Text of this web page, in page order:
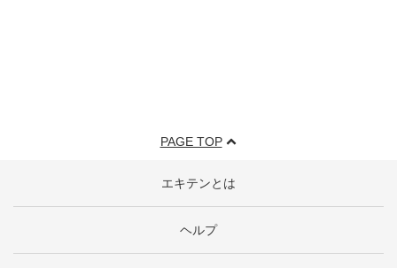
PAGE TOP
エキテンとは
ヘルプ